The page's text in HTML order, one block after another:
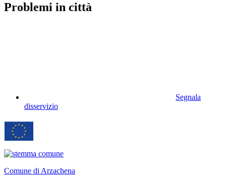
Problemi in città
Segnala
disservizio
Comune di Arzachena